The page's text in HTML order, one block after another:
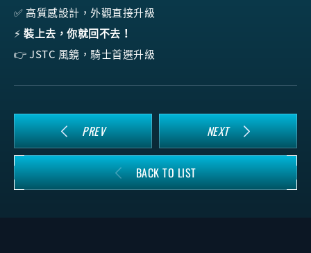
✅ 高質感設計，外觀直接升級
⚡ 裝上去，你就回不去！
👉 JSTC 風鏡，騎士首選升級
PREV NEXT
BACK TO LIST